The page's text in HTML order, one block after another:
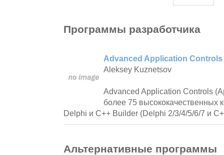
Программы разработчика
Advanced Application Controls
Aleksey Kuznetsov
Advanced Application Controls
более 75 высококачественных
Delphi и C++ Builder (Delphi 2/3/4/5/6/7 и
Альтернативные программы